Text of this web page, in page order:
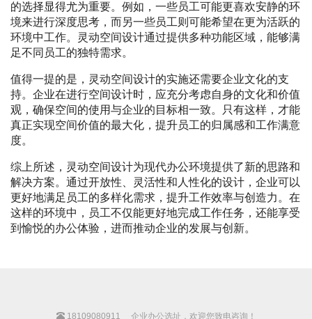
的选择显得尤为重要。例如，一些员工可能更喜欢安静的环
境来进行深度思考，而另一些员工则可能希望在更为活跃的
环境中工作。灵动空间设计通过提供多种功能区域，能够满
足不同员工的独特需求。
值得一提的是，灵动空间设计的实施还需要企业文化的支
持。企业在进行空间设计时，应充分考虑自身的文化和价值
观，确保空间的使用与企业的目标相一致。只有这样，才能
真正实现空间价值的最大化，提升员工的归属感和工作满意
度。
综上所述，灵动空间设计为现代办公环境提供了新的思路和
解决方案。通过开放性、灵活性和人性化的设计，企业可以
更好地满足员工的多样化需求，提升工作效率与创造力。在
这样的环境中，员工不仅能更好地完成工作任务，还能享受
到愉悦的办公体验，进而推动企业的发展与创新。
18109080911 企业办公选址，欢迎您致电咨询！